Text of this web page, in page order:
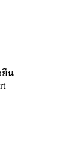
ยืน